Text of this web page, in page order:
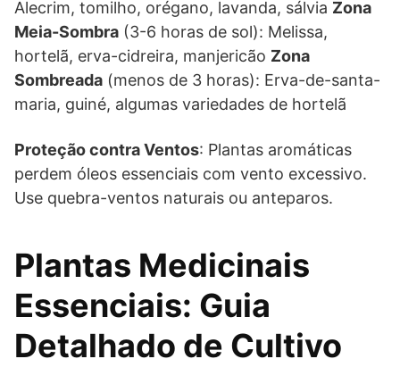
Alecrim, tomilho, orégano, lavanda, sálvia Zona
Meia-Sombra (3-6 horas de sol): Melissa,
hortelã, erva-cidreira, manjericão Zona
Sombreada (menos de 3 horas): Erva-de-santa-
maria, guiné, algumas variedades de hortelã
Proteção contra Ventos: Plantas aromáticas
perdem óleos essenciais com vento excessivo.
Use quebra-ventos naturais ou anteparos.
Plantas Medicinais
Essenciais: Guia
Detalhado de Cultivo